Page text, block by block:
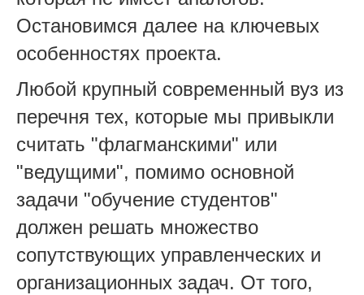
Остановимся далее на ключевых
особенностях проекта.
Любой крупный современный вуз из
перечня тех, которые мы привыкли
считать "флагманскими" или
"ведущими", помимо основной
задачи "обучение студентов"
должен решать множество
сопутствующих управленческих и
организационных задач. От того,